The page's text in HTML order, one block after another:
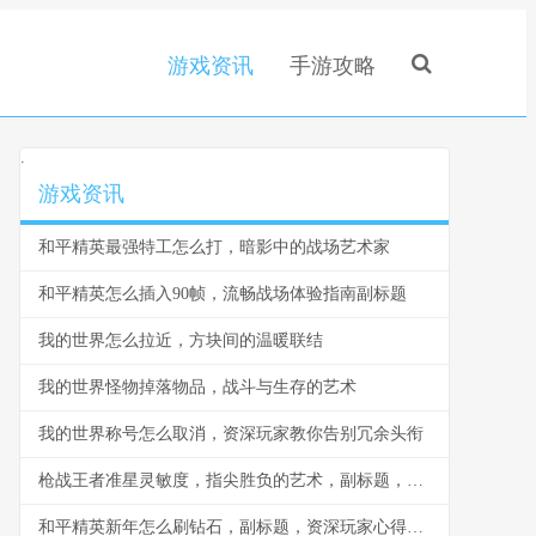
游戏资讯 手游攻略
.
游戏资讯
和平精英最强特工怎么打，暗影中的战场艺术家
和平精英怎么插入90帧，流畅战场体验指南副标题
我的世界怎么拉近，方块间的温暖联结
我的世界怪物掉落物品，战斗与生存的艺术
我的世界称号怎么取消，资深玩家教你告别冗余头衔
枪战王者准星灵敏度，指尖胜负的艺术，副标题，微调之间定乾坤
和平精英新年怎么刷钻石，副标题，资深玩家心得分享